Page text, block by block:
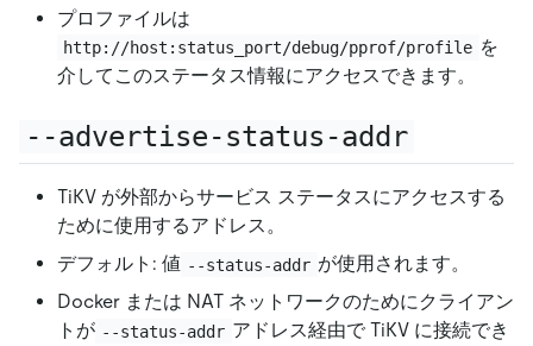
プロファイルは
http://host:status_port/debug/pprof/profile を
介してこのステータス情報にアクセスできます。
--advertise-status-addr
TiKV が外部からサービス ステータスにアクセスする
ために使用するアドレス。
デフォルト: 値 --status-addr が使用されます。
Docker または NAT ネットワークのためにクライアン
トが --status-addr アドレス経由で TiKV に接続でき